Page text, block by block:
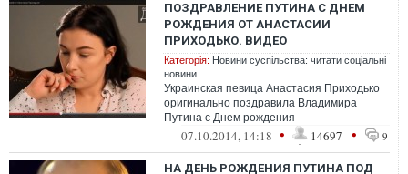
ПОЗДРАВЛЕНИЕ ПУТИНА С ДНЕМ
РОЖДЕНИЯ ОТ АНАСТАСИИ
ПРИХОДЬКО. ВИДЕО
Категорія: Новини суспільства: читати соціальні
новини
Украинская певица Анастасия Приходько
оригинально поздравила Владимира
Путина с Днем рождения
07.10.2014, 14:18 • 14697 • 9
НА ДЕНЬ РОЖДЕНИЯ ПУТИНА ПОД